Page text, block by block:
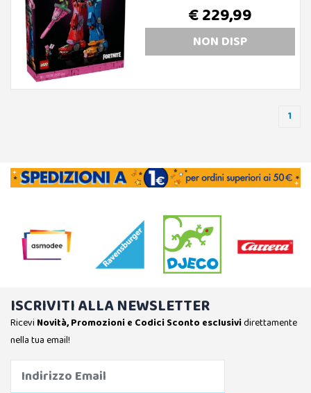
€ 229,99
NON DISP
1
ISCRIVITI ALLA NEWSLETTER
Ricevi Novità, Promozioni e Codici Sconto esclusividirettamente
nella tua email!